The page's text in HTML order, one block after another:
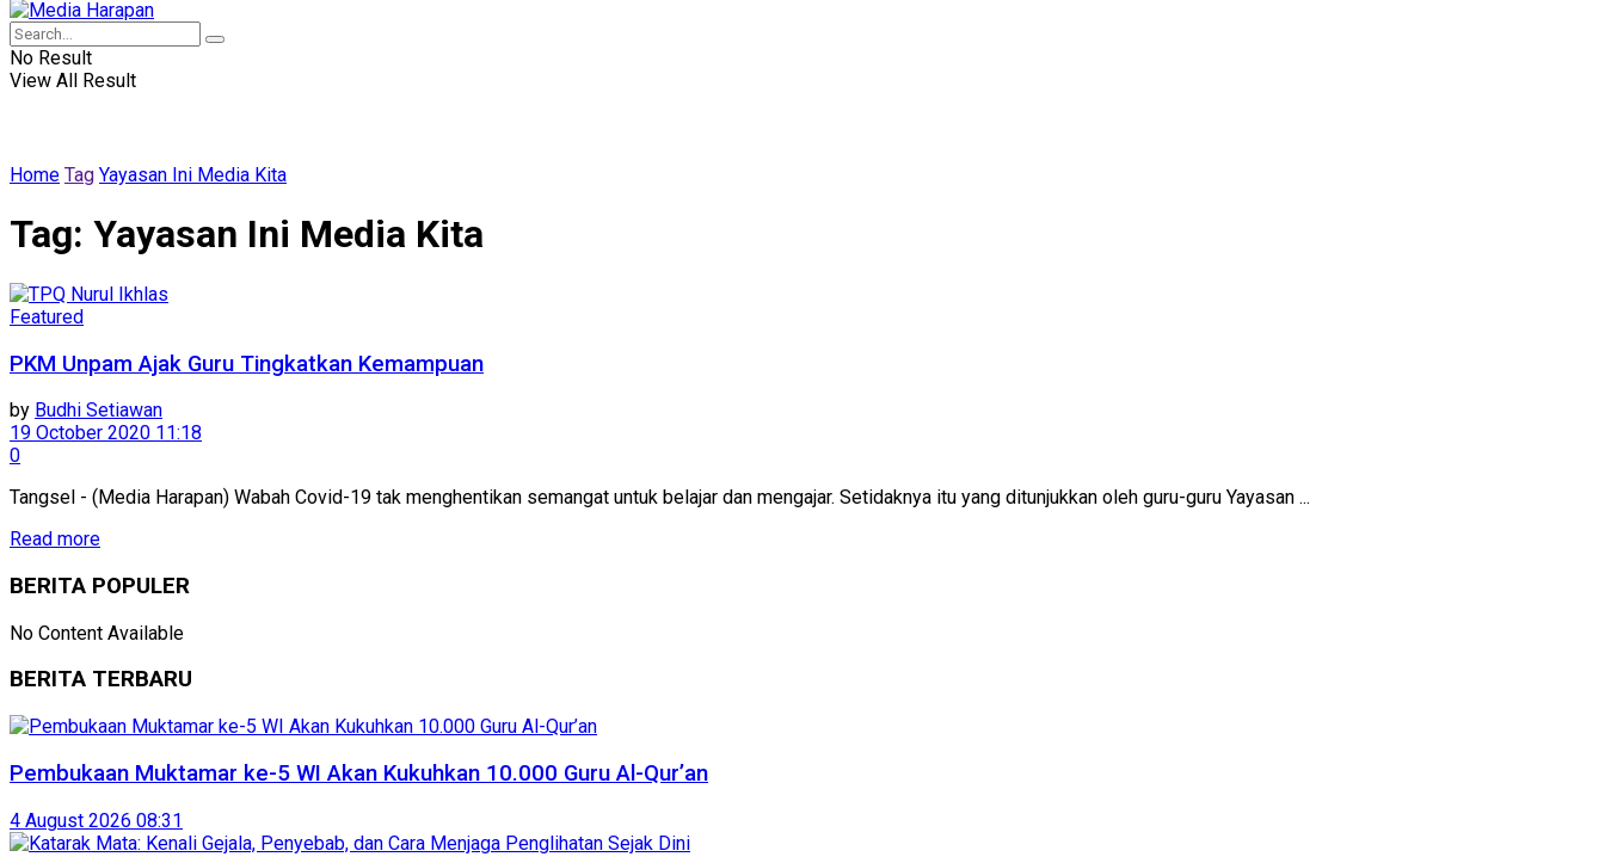
No Result
View All Result
Home Tag Yayasan Ini Media Kita
Tag: Yayasan Ini Media Kita
Featured
PKM Unpam Ajak Guru Tingkatkan Kemampuan
by Budhi Setiawan
19 October 2020 11:18
0
Tangsel - (Media Harapan) Wabah Covid-19 tak menghentikan semangat untuk belajar dan mengajar. Setidaknya itu yang ditunjukkan oleh guru-guru Yayasan ...
Read more
BERITA POPULER
No Content Available
BERITA TERBARU
Pembukaan Muktamar ke-5 WI Akan Kukuhkan 10.000 Guru Al-Qur’an
4 August 2026 08:31